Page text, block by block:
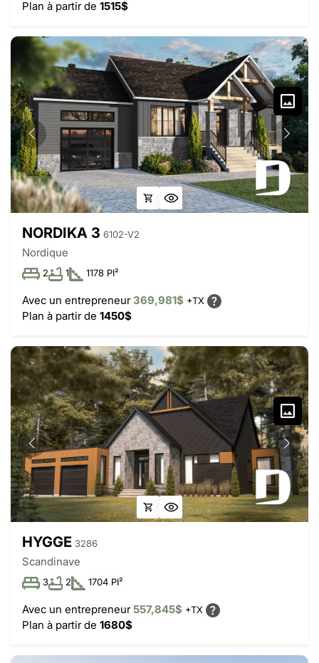
Plan à partir de 1515$
NORDIKA 3 6102-V2
Nordique
2 1 1178 PI²
Avec un entrepreneur369,981$ +TX
Plan à partir de 1450$
HYGGE 3286
Scandinave
3 2 1704 PI²
Avec un entrepreneur557,845$ +TX
Plan à partir de 1680$